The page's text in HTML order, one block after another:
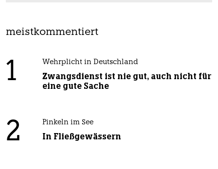
meistkommentiert
1 Wehrplicht in Deutschland
Zwangsdienst ist nie gut, auch nicht für
eine gute Sache
2 Pinkeln im See
In Fließgewässern